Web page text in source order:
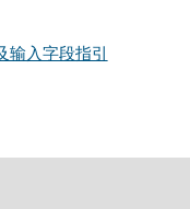
输入字段指引